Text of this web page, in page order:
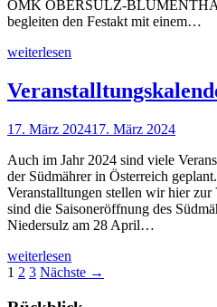
OMK OBERSULZ-
begleiten den Festakt mit einem…
weiterlesen
17. März 202417. März 2024
Auch im Jahr 2024 sind viele
der Südmährer in Österreich
Veranstalltungen stellen wir hier
sind die Saisoneröffnung des
Niedersulz am 28 April…
weiterlesen
1 2 3 Nächste →